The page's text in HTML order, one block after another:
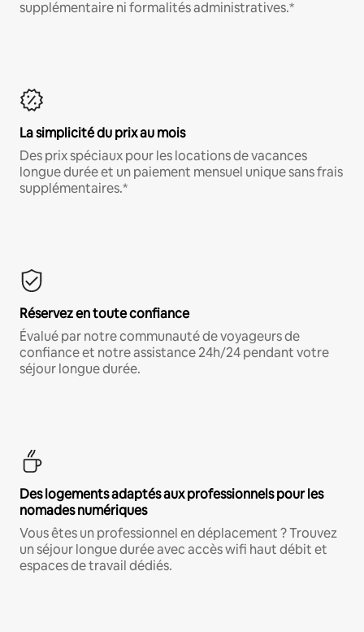
supplémentaire ni formalités administratives.*
La simplicité du prix au mois
Des prix spéciaux pour les locations de vacances
longue durée et un paiement mensuel unique sans frais
supplémentaires.*
Réservez en toute confiance
Évalué par notre communauté de voyageurs de
confiance et notre assistance 24h/24 pendant votre
séjour longue durée.
Des logements adaptés aux professionnels pour les
nomades numériques
Vous êtes un professionnel en déplacement ? Trouvez
un séjour longue durée avec accès wifi haut débit et
espaces de travail dédiés.